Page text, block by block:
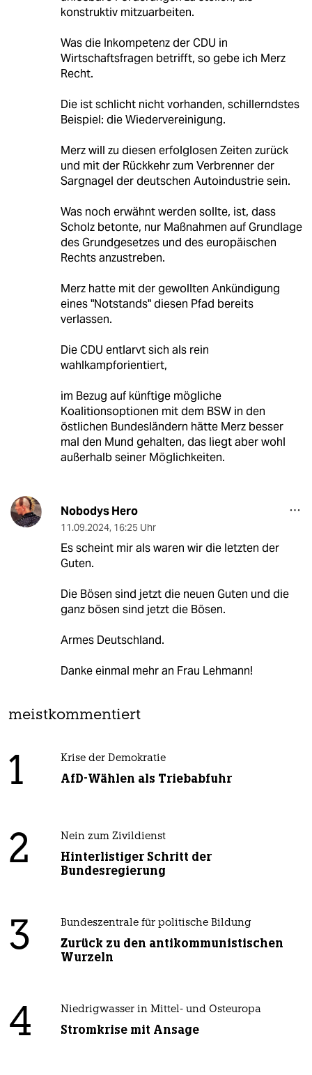
konstruktiv mitzuarbeiten.
Was die Inkompetenz der CDU in
Wirtschaftsfragen betrifft, so gebe ich Merz
Recht.
Die ist schlicht nicht vorhanden, schillerndstes
Beispiel: die Wiedervereinigung.
Merz will zu diesen erfolglosen Zeiten zurück
und mit der Rückkehr zum Verbrenner der
Sargnagel der deutschen Autoindustrie sein.
Was noch erwähnt werden sollte, ist, dass
Scholz betonte, nur Maßnahmen auf Grundlage
des Grundgesetzes und des europäischen
Rechts anzustreben.
Merz hatte mit der gewollten Ankündigung
eines "Notstands" diesen Pfad bereits
verlassen.
Die CDU entlarvt sich als rein
wahlkampforientiert,
im Bezug auf künftige mögliche
Koalitionsoptionen mit dem BSW in den
östlichen Bundesländern hätte Merz besser
mal den Mund gehalten, das liegt aber wohl
außerhalb seiner Möglichkeiten.
Nobodys Hero
11.09.2024, 16:25 Uhr
Es scheint mir als waren wir die letzten der
Guten.
Die Bösen sind jetzt die neuen Guten und die
ganz bösen sind jetzt die Bösen.
Armes Deutschland.
Danke einmal mehr an Frau Lehmann!
meistkommentiert
1 Krise der Demokratie
AfD-Wählen als Triebabfuhr
2 Nein zum Zivildienst
Hinterlistiger Schritt der
Bundesregierung
3 Bundeszentrale für politische Bildung
Zurück zu den antikommunistischen
Wurzeln
4 Niedrigwasser in Mittel- und Osteuropa
Stromkrise mit Ansage